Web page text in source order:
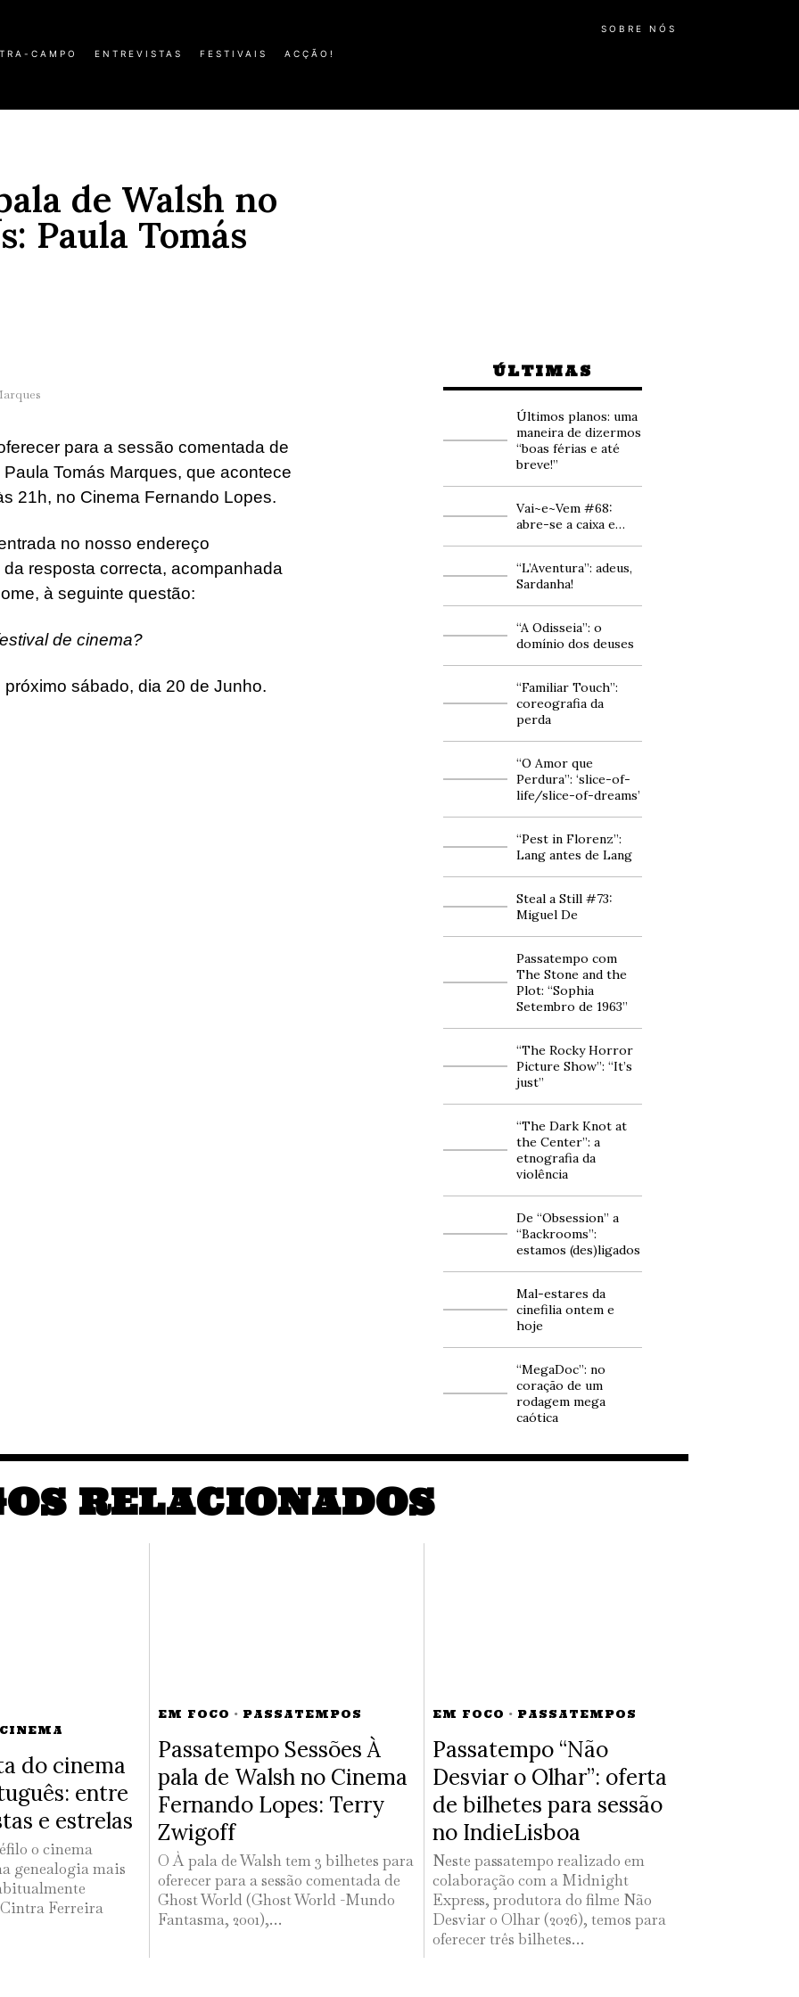
CAMPO ENTREVISTAS FESTIVAIS ACÇÃO!
SOBRE NÓS
de Walsh no
Paula Tomás
para a sessão comentada de
Tomás Marques, que acontece
21h, no Cinema Fernando Lopes.
no nosso endereço
resposta correcta, acompanhada
à seguinte questão:
de cinema?
sábado, dia 20 de Junho.
ÚLTIMAS
Últimos planos: uma
maneira de dizermos
“boas férias e até
breve!”
Vai~e~Vem #68:
abre-se a caixa e…
“L’Aventura”: adeus,
Sardanha!
“A Odisseia”: o
domínio dos deuses
“Familiar Touch”:
coreografia da
perda
“O Amor que
Perdura”: ‘slice-of-
life/slice-of-dreams’
“Pest in Florenz”:
Lang antes de Lang
Steal a Still #73:
Miguel De
Passatempo com
The Stone and the
Plot: “Sophia
Setembro de 1963”
“The Rocky Horror
Picture Show”: “It’s
just”
“The Dark Knot at
the Center”: a
etnografia da
violência
De “Obsession” a
“Backrooms”:
estamos (des)ligados
Mal-estares da
cinefilia ontem e
hoje
“MegaDoc”: no
coração de um
rodagem mega
caótica
RELACIONADOS
do cinema
entre
e estrelas
o cinema
genealogia mais
Ferreira
EM FOCO · PASSATEMPOS
Passatempo Sessões À
pala de Walsh no Cinema
Fernando Lopes: Terry
Zwigoff
O À pala de Walsh tem 3 bilhetes para
oferecer para a sessão comentada de
Ghost World (Ghost World -Mundo
Fantasma, 2001),…
EM FOCO · PASSATEMPOS
Passatempo “Não
Desviar o Olhar”: oferta
de bilhetes para sessão
no IndieLisboa
Neste passatempo realizado em
colaboração com a Midnight
Express, produtora do filme Não
Desviar o Olhar (2026), temos para
oferecer três bilhetes…